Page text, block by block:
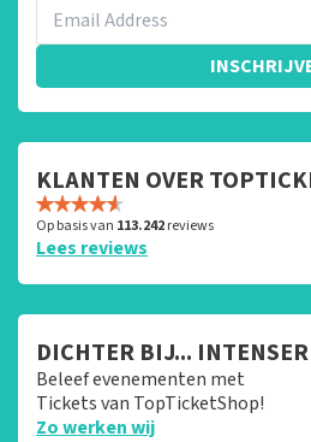
KLANTEN OVER
Op basis van 113.242reviews
Lees reviews
DICHTER BIJ...
Beleef evenementen met
Tickets van TopTicketShop!
Zo werken wij